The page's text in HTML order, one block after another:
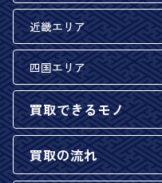
近畿エリア
四国エリア
買取できるモノ
買取の流れ